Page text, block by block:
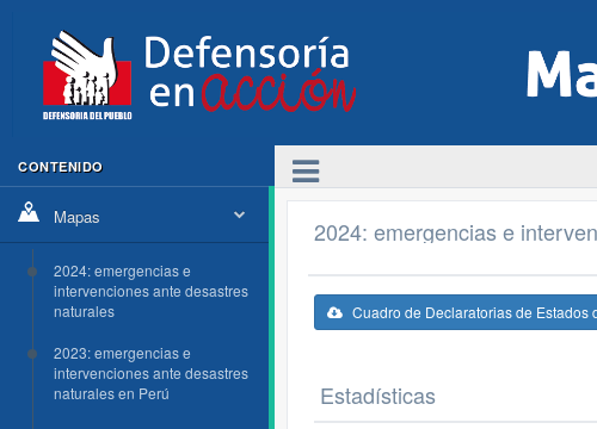
CONTENIDO
Mapas
2024: emergencias e
intervenciones ante desastres
naturales
2023: emergencias e
intervenciones ante desastres
naturales en Perú
2024: emergencias e
Cuadro de Declaratorias de Estados
Estadísticas